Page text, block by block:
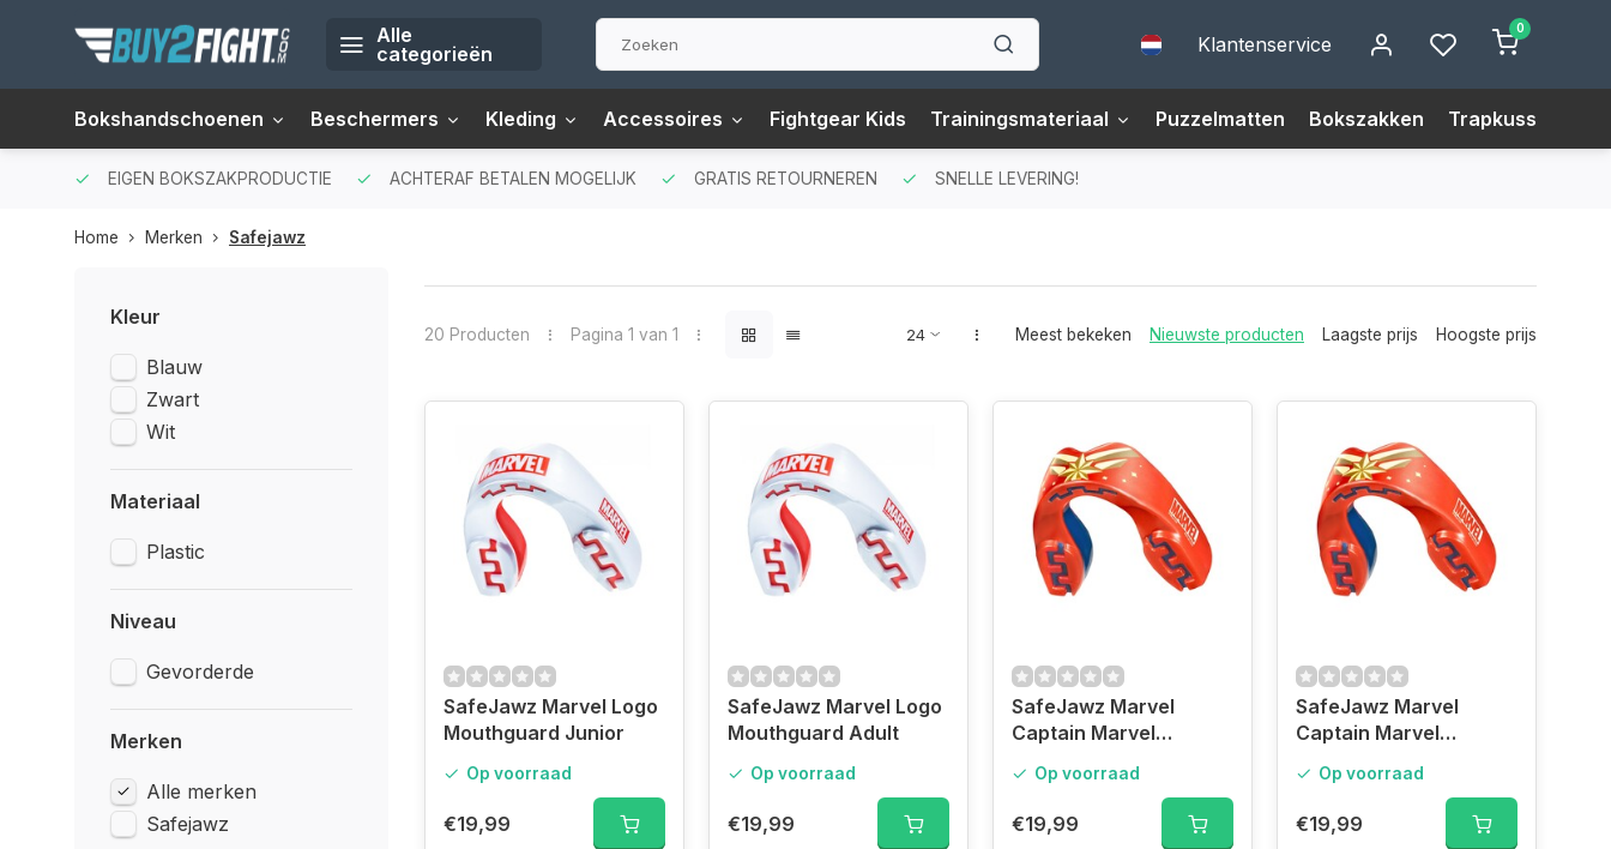
Alle
categorieën
Klantenservice
0
Bokshandschoenen Beschermers Kleding Accessoires Fightgear Kids Trainingsmateriaal Puzzelmatten Bokszakken Trapkussens
EIGEN BOKSZAKPRODUCTIE ACHTERAF BETALEN MOGELIJK GRATIS RETOURNEREN SNELLE LEVERING!
Home Merken Safejawz
Kleur
Blauw
Zwart
Wit
Materiaal
Plastic
Niveau
Gevorderde
Merken
Alle merken
Safejawz
20 Producten Pagina 1 van 1 Meest bekeken Nieuwste producten Laagste prijs Hoogste prijs
SafeJawz Marvel Logo
Mouthguard Junior
Op voorraad
€19,99
SafeJawz Marvel Logo
Mouthguard Adult
Op voorraad
€19,99
SafeJawz Marvel
Captain Marvel
Op voorraad
€19,99
SafeJawz Marvel
Captain Marvel
Op voorraad
€19,99